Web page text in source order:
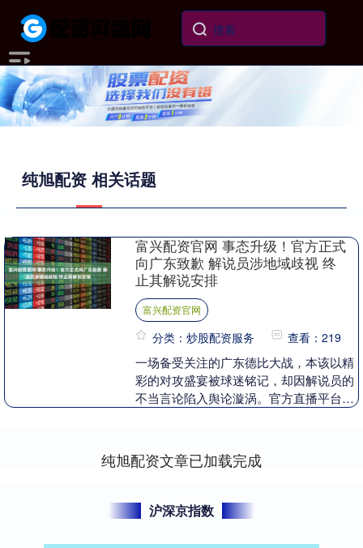
纯旭配资 相关话题
富兴配资官网 事态升级！官方正式
向广东致歉 解说员涉地域歧视 终
止其解说安排
富兴配资官网
分类：炒股配资服务 查看：219
一场备受关注的广东德比大战，本该以精
彩的对攻盛宴被球迷铭记，却因解说员的
不当言论陷入舆论漩涡。官方直播平台连
纯旭配资文章已加载完成
沪深京指数